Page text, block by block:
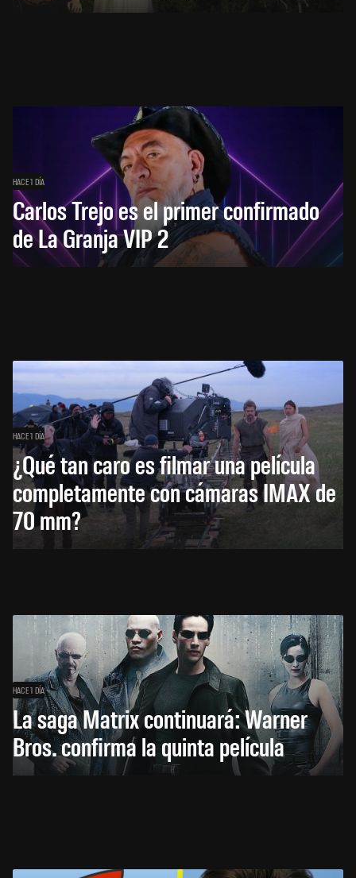
HACE 1 DÍA
Carlos Trejo es el primer confirmado
de La Granja VIP 2
HACE 1 DÍA
¿Qué tan caro es filmar una película
completamente con cámaras IMAX de
70 mm?
HACE 1 DÍA
La saga Matrix continuará: Warner
Bros. confirma la quinta película